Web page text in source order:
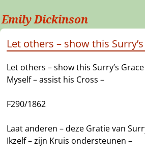
Emily Dickinson
Let others – show this
Let others – show this Surry’s
Myself – assist his Cross –
F290/1862
Laat anderen – deze Gratie van
Ikzelf – zijn Kruis ondersteunen –